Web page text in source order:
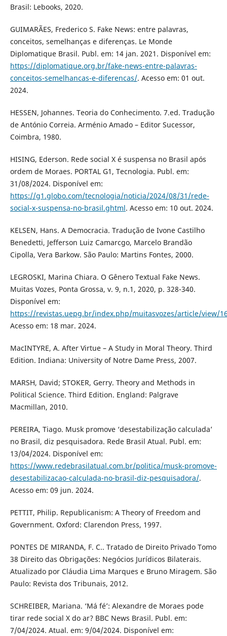
Brasil: Lebooks, 2020.
GUIMARÃES, Frederico S. Fake News: entre palavras,
conceitos, semelhanças e diferenças. Le Monde
Diplomatique Brasil. Publ. em: 14 jan. 2021. Disponível em:
https://diplomatique.org.br/fake-news-entre-palavras-
conceitos-semelhancas-e-diferencas/. Acesso em: 01 out.
2024.
HESSEN, Johannes. Teoria do Conhecimento. 7.ed. Tradução
de António Correia. Arménio Amado – Editor Sucessor,
Coimbra, 1980.
HISING, Ederson. Rede social X é suspensa no Brasil após
ordem de Moraes. PORTAL G1, Tecnologia. Publ. em:
31/08/2024. Disponível em:
https://g1.globo.com/tecnologia/noticia/2024/08/31/rede-
social-x-suspensa-no-brasil.ghtml. Acesso em: 10 out. 2024.
KELSEN, Hans. A Democracia. Tradução de Ivone Castilho
Benedetti, Jefferson Luiz Camarcgo, Marcelo Brandão
Cipolla, Vera Barkow. São Paulo: Martins Fontes, 2000.
LEGROSKI, Marina Chiara. O Gênero Textual Fake News.
Muitas Vozes, Ponta Grossa, v. 9, n.1, 2020, p. 328-340.
Disponível em:
https://revistas.uepg.br/index.php/muitasvozes/article/view/
Acesso em: 18 mar. 2024.
MacINTYRE, A. After Virtue – A Study in Moral Theory. Third
Edition. Indiana: University of Notre Dame Press, 2007.
MARSH, David; STOKER, Gerry. Theory and Methods in
Political Science. Third Edition. England: Palgrave
Macmillan, 2010.
PEREIRA, Tiago. Musk promove ‘desestabilização calculada’
no Brasil, diz pesquisadora. Rede Brasil Atual. Publ. em:
13/04/2024. Disponível em:
https://www.redebrasilatual.com.br/politica/musk-promove-
desestabilizacao-calculada-no-brasil-diz-pesquisadora/.
Acesso em: 09 jun. 2024.
PETTIT, Philip. Republicanism: A Theory of Freedom and
Government. Oxford: Clarendon Press, 1997.
PONTES DE MIRANDA, F. C.. Tratado de Direito Privado Tomo
38 Direito das Obrigações: Negócios Jurídicos Bilaterais.
Atualizado por Cláudia Lima Marques e Bruno Miragem. São
Paulo: Revista dos Tribunais, 2012.
SCHREIBER, Mariana. ‘Má fé’: Alexandre de Moraes pode
tirar rede social X do ar? BBC News Brasil. Publ. em:
7/04/2024. Atual. em: 9/04/2024. Disponível em: